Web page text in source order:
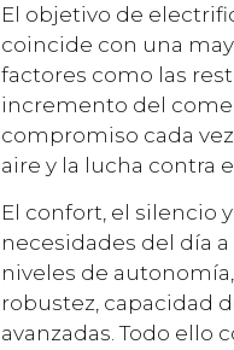
El objetivo de
coincide con una
factores como las
incremento del
compromiso cada
aire y la lucha contra
El confort, el silencio
necesidades del día
niveles de
robustez, capacidad
avanzadas. Todo ello